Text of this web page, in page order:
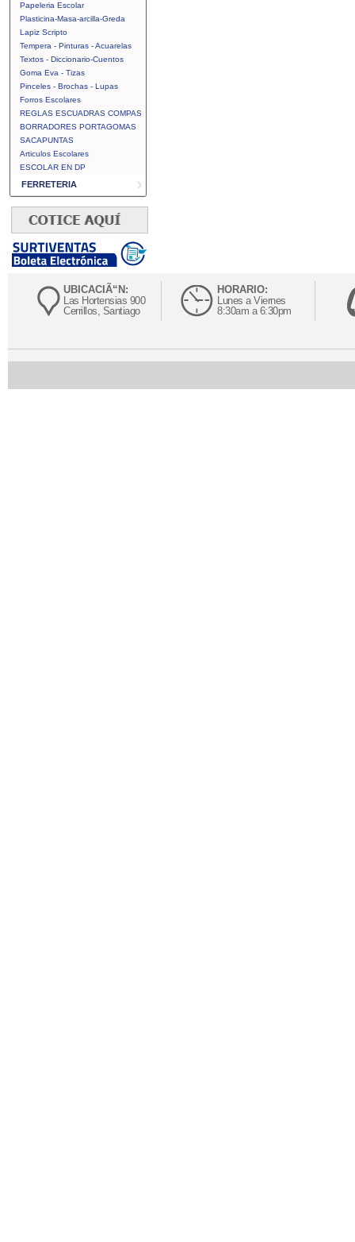
Papeleria Escolar
Plasticina-Masa-arcilla-Greda
Lapiz Scripto
Tempera - Pinturas - Acuarelas
Textos - Diccionario-Cuentos
Goma Eva - Tizas
Pinceles - Brochas - Lupas
Forros Escolares
REGLAS ESCUADRAS COMPAS
BORRADORES PORTAGOMAS
SACAPUNTAS
Articulos Escolares
ESCOLAR EN DP
FERRETERIA
UBICACIÃ“N:
Las Hortensias 900
Cerrillos, Santiago
HORARIO:
Lunes a Viernes
8:30am a 6:30pm